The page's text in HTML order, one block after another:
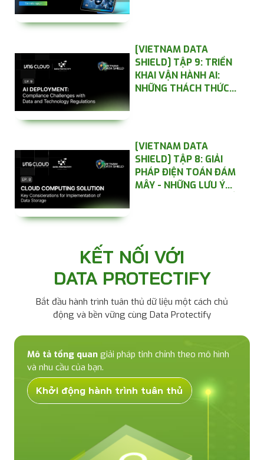
[VIETNAM DATA
SHIELD] TẬP 9: TRIỂN
KHAI VẬN HÀNH AI:
NHỮNG THÁCH THỨC
[VIETNAM DATA
SHIELD] TẬP 8: GIẢI
PHÁP ĐIỆN TOÁN ĐÁM
MÂY - NHỮNG LƯU Ý
Bắt đầu hành trình tuân thủ dữ liệu một cách chủ
động và bền vững cùng Data Protectify
Mô tả tổng quan giải pháp tinh chỉnh theo mô hình
và nhu cầu của bạn.
Khởi động hành trình tuân thủ
KẾT NỐI VỚI
DATA PROTECTIFY